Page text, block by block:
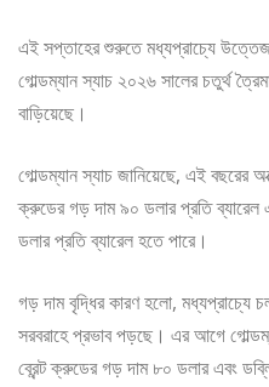
এই সপ্তাহের শুরুতে মধ্যপ্রাচ্যে
গোল্ডম্যান স্যাচ ২০২৬ সালের চতুর্থ
বাড়িয়েছে।
গোল্ডম্যান স্যাচ জানিয়েছে, এই বছরের
ক্রুডের গড় দাম ৯০ ডলার প্রতি
ডলার প্রতি ব্যারেল হতে পারে।
গড় দাম বৃদ্ধির কারণ হলো, মধ্যপ্রাচ্যে
সরবরাহে প্রভাব পড়ছে। এর আগে
ব্রেন্ট ক্রুডের গড় দাম ৮০ ডলার এবং